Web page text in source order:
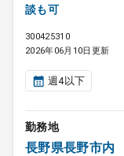
談も可
300425310
2026年06月10日更新
週4以下
勤務地
長野県長野市内